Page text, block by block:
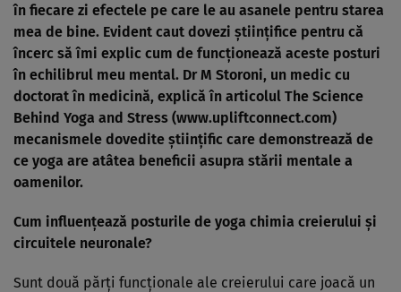
în fiecare zi efectele pe care le au asanele pentru starea
mea de bine. Evident caut dovezi ştiinţifice pentru că
încerc să îmi explic cum de funcţionează aceste posturi
în echilibrul meu mental. Dr M Storoni, un medic cu
doctorat în medicină, explică în articolul The Science
Behind Yoga and Stress (www.upliftconnect.com)
mecanismele dovedite ştiinţific care demonstrează de
ce yoga are atâtea beneficii asupra stării mentale a
oamenilor.
Cum influenţează posturile de yoga chimia creierului şi
circuitele neuronale?
Sunt două părţi funcţionale ale creierului care joacă un